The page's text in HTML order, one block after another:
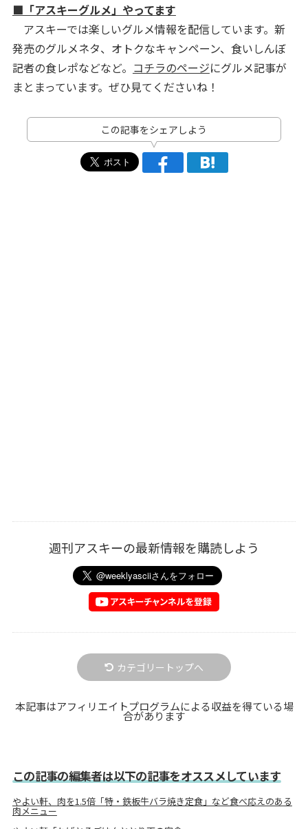
■「アスキーグルメ」やってます
アスキーでは楽しいグルメ情報を配信しています。新
発売のグルメネタ、オトクなキャンペーン、食いしんぼ
記者の食レポなどなど。 コチラのページにグルメ記事が
まとまっています。ぜひ見てくださいね！
この記事をシェアしよう
週刊アスキーの最新情報を購読しよう
カテゴリートップへ
本記事はアフィリエイトプログラムによる収益を得ている場
合があります
この記事の編集者は以下の記事をオススメしています
やよい軒、肉を1.5倍「特・鉄板牛バラ焼き定食」など食べ応えのある
肉メニュー